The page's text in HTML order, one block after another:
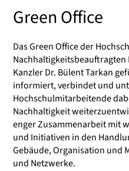
Green Office
Das Green Office der
Nachhaltigkeitsbeauftragten
Kanzler Dr. Bülent Tarkan
informiert, verbindet und
Hochschulmitarbeitende
Nachhaltigkeit
enger Zusammenarbeit mit
und Initiativen in den
Gebäude, Organisation und
und Netzwerke.